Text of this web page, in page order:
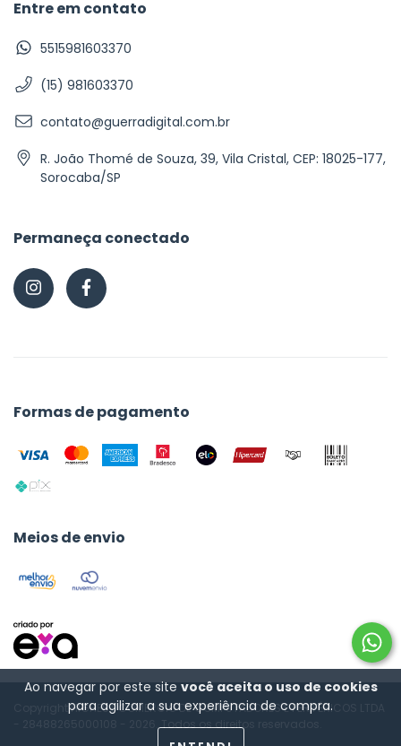
Ao navegar por este site você aceita o uso de cookies
para agilizar a sua experiência de compra.
Entre em contato
5515981603370
(15) 981603370
contato@guerradigital.com.br
R. João Thomé de Souza, 39, Vila Cristal, CEP: 18025-177,
Sorocaba/SP
Permaneça conectado
Formas de pagamento
Meios de envio
Copyright HIGHEST COMERCIO DE COMPUTADORES E PERIFÉRICOS LTDA
- 28488265000108 - 2026. Todos os direitos reservados.